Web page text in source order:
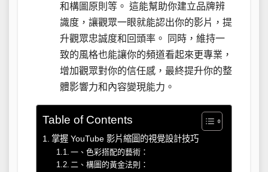
和構圖原則等。 這能幫助你建立品牌辨
識度，讓觀眾一眼就能認出你的影片，提
升觀眾忠誠度和回頭率。 同時，維持一
致的風格也能讓你的頻道看起來更專業，
增加觀眾對你的信任感，最終提升你的整
體影響力和內容變現能力。
Table of Contents
掌握 YouTube 影片縮圖的視覺設計技巧
一、色彩搭配的藝術：
二、構圖的黃金法則：